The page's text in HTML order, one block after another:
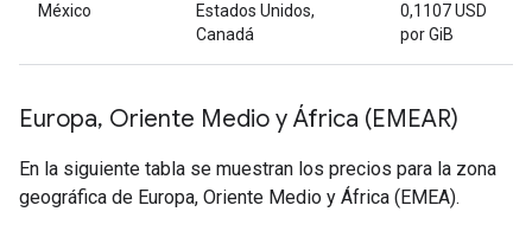
México
Estados Unidos,
Canadá
0,1107 USD
por GiB
Europa, Oriente Medio y África (EMEAR)
En la siguiente tabla se muestran los precios para la zona
geográfica de Europa, Oriente Medio y África (EMEA).